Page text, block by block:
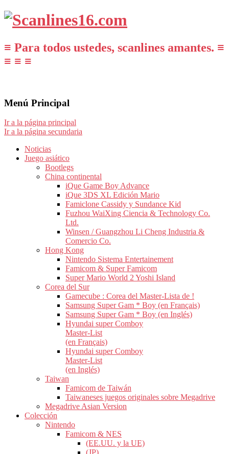
≡ Para todos ustedes, scanlines amantes. ≡
≡ ≡ ≡
Menú Principal
Ir a la página principal
Ir a la página secundaria
Noticias
Juego asiático
Bootlegs
China continental
iQue Game Boy Advance
iQue 3DS XL Edición Mario
Famiclone Cassidy y Sundance Kid
Fuzhou WaiXing Ciencia & Technology Co.
Ltd.
Winsen / Guangzhou Li Cheng Industria &
Comercio Co.
Hong Kong
Nintendo Sistema Entertainement
Famicom & Super Famicom
Super Mario World 2 Yoshi Island
Corea del Sur
Gamecube : Corea del Master-Lista de !
Samsung Super Gam * Boy (en Français)
Samsung Super Gam * Boy (en Inglés)
Hyundai super Comboy
Master-List
(en Français)
Hyundai super Comboy
Master-List
(en Inglés)
Taiwan
Famicom de Taiwán
Taiwaneses juegos originales sobre Megadrive
Megadrive Asian Version
Colección
Nintendo
Famicom & NES
(EE.UU. y la UE)